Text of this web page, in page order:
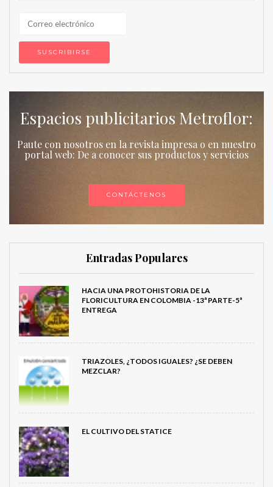
Espacios publicitarios Metroflor:
Paute con nosotros en la revista impresa o en nuestro
portal web: De a conocer sus productos y servicios
CONTÁCTENOS
Entradas Populares
HACIA UNA PROTOHISTORIA DE LA
FLORICULTURA EN COLOMBIA -13ª PARTE-5ª
ENTREGA
TRIAZOLES, ¿TODOS IGUALES? ¿SE DEBEN
MEZCLAR?
EL CULTIVO DEL STATICE